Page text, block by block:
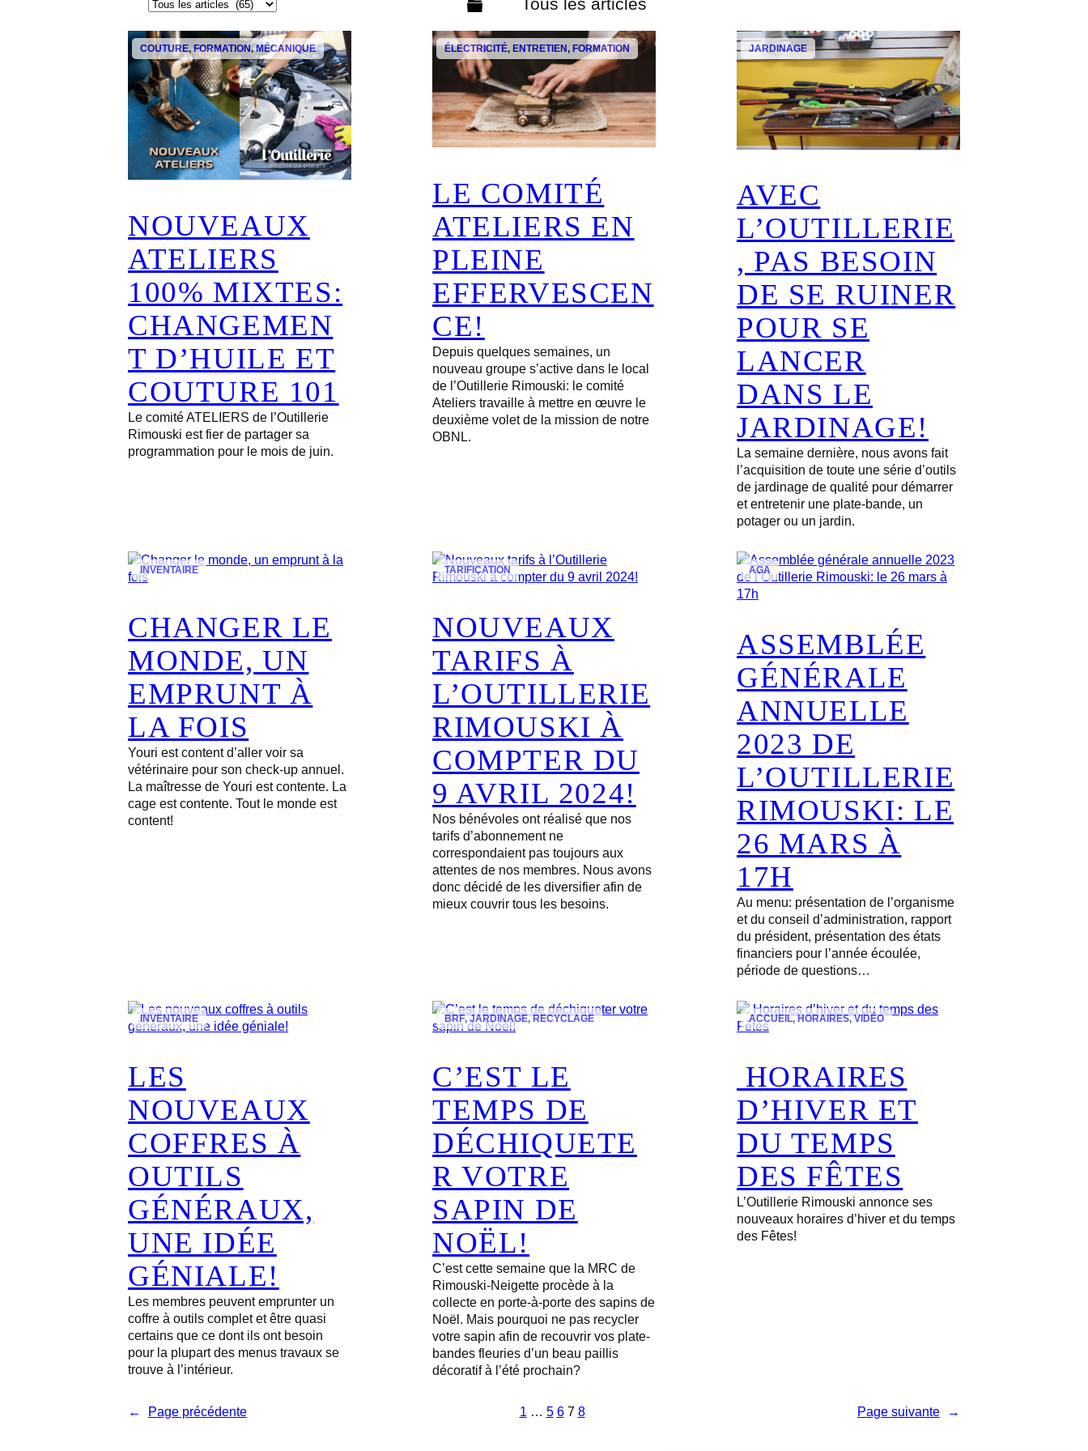
C
t
é
g
o
r
s
Tous les articles
COUTURE, FORMATION, MÉCANIQUE
NOUVEAUX
ATELIERS
100% MIXTES:
CHANGEMEN
T D’HUILE ET
COUTURE 101
Le comité ATELIERS de l’Outillerie
Rimouski est fier de partager sa
programmation pour le mois de juin.
ÉLECTRICITÉ, ENTRETIEN, FORMATION
LE COMITÉ
ATELIERS EN
PLEINE
EFFERVESCEN
CE!
Depuis quelques semaines, un
nouveau groupe s’active dans le local
de l’Outillerie Rimouski: le comité
Ateliers travaille à mettre en œuvre le
deuxième volet de la mission de notre
OBNL.
JARDINAGE
AVEC
L’OUTILLERIE
, PAS BESOIN
DE SE RUINER
POUR SE
LANCER
DANS LE
JARDINAGE!
La semaine dernière, nous avons fait
l’acquisition de toute une série d’outils
de jardinage de qualité pour démarrer
et entretenir une plate-bande, un
potager ou un jardin.
INVENTAIRE
CHANGER LE
MONDE, UN
EMPRUNT À
LA FOIS
Youri est content d’aller voir sa
vétérinaire pour son check-up annuel.
La maîtresse de Youri est contente. La
cage est contente. Tout le monde est
content!
TARIFICATION
NOUVEAUX
TARIFS À
L’OUTILLERIE
RIMOUSKI À
COMPTER DU
9 AVRIL 2024!
Nos bénévoles ont réalisé que nos
tarifs d’abonnement ne
correspondaient pas toujours aux
attentes de nos membres. Nous avons
donc décidé de les diversifier afin de
mieux couvrir tous les besoins.
AGA
ASSEMBLÉE
GÉNÉRALE
ANNUELLE
2023 DE
L’OUTILLERIE
RIMOUSKI: LE
26 MARS À
17H
Au menu: présentation de l’organisme
et du conseil d’administration, rapport
du président, présentation des états
financiers pour l’année écoulée,
période de questions…
INVENTAIRE
LES
NOUVEAUX
COFFRES À
OUTILS
GÉNÉRAUX,
UNE IDÉE
GÉNIALE!
Les membres peuvent emprunter un
coffre à outils complet et être quasi
certains que ce dont ils ont besoin
pour la plupart des menus travaux se
trouve à l’intérieur.
BRF, JARDINAGE, RECYCLAGE
C’EST LE
TEMPS DE
DÉCHIQUETE
R VOTRE
SAPIN DE
NOËL!
C’est cette semaine que la MRC de
Rimouski-Neigette procède à la
collecte en porte-à-porte des sapins de
Noël. Mais pourquoi ne pas recycler
votre sapin afin de recouvrir vos plate-
bandes fleuries d’un beau paillis
décoratif à l’été prochain?
ACCUEIL, HORAIRES, VIDÉO
HORAIRES
D’HIVER ET
DU TEMPS
DES FÊTES
L’Outillerie Rimouski annonce ses
nouveaux horaires d’hiver et du temps
des Fêtes!
← Page précédente 1 … 5 6 7 8 Page suivante →